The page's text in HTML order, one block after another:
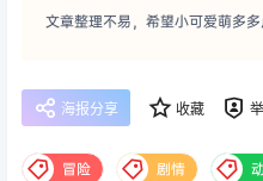
文章整理不易，希望小可爱萌多
海报分享 收藏
冒险 剧情